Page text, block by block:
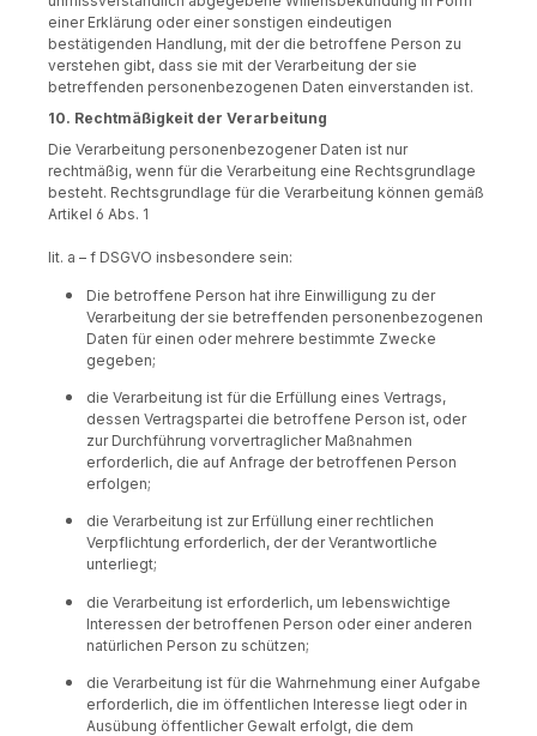
einer Erklärung oder einer sonstigen eindeutigen
bestätigenden Handlung, mit der die betroffene Person zu
verstehen gibt, dass sie mit der Verarbeitung der sie
betreffenden personenbezogenen Daten einverstanden ist.
10. Rechtmäßigkeit der Verarbeitung
Die Verarbeitung personenbezogener Daten ist nur
rechtmäßig, wenn für die Verarbeitung eine Rechtsgrundlage
besteht. Rechtsgrundlage für die Verarbeitung können gemäß
Artikel 6 Abs. 1
lit. a – f DSGVO insbesondere sein:
Die betroffene Person hat ihre Einwilligung zu der
Verarbeitung der sie betreffenden personenbezogenen
Daten für einen oder mehrere bestimmte Zwecke
gegeben;
die Verarbeitung ist für die Erfüllung eines Vertrags,
dessen Vertragspartei die betroffene Person ist, oder
zur Durchführung vorvertraglicher Maßnahmen
erforderlich, die auf Anfrage der betroffenen Person
erfolgen;
die Verarbeitung ist zur Erfüllung einer rechtlichen
Verpflichtung erforderlich, der der Verantwortliche
unterliegt;
die Verarbeitung ist erforderlich, um lebenswichtige
Interessen der betroffenen Person oder einer anderen
natürlichen Person zu schützen;
die Verarbeitung ist für die Wahrnehmung einer Aufgabe
erforderlich, die im öffentlichen Interesse liegt oder in
Ausübung öffentlicher Gewalt erfolgt, die dem